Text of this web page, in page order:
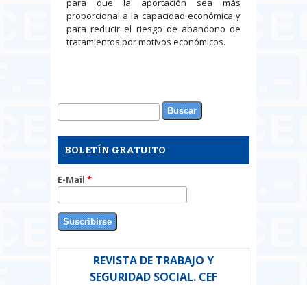
para que la aportación sea más
proporcional a la capacidad económica y
para reducir el riesgo de abandono de
tratamientos por motivos económicos.
Formulario de búsqueda
Buscar
BOLETÍN GRATUITO
E-Mail *
REVISTA DE TRABAJO Y
SEGURIDAD SOCIAL. CEF